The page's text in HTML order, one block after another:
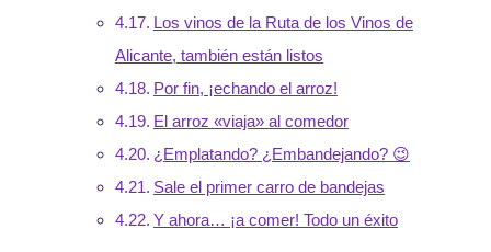
Los vinos de la Ruta de los Vinos de
Alicante, también están listos
Por fin, ¡echando el arroz!
El arroz «viaja» al comedor
¿Emplatando? ¿Embandejando? 😉
Sale el primer carro de bandejas
Y ahora… ¡a comer! Todo un éxito